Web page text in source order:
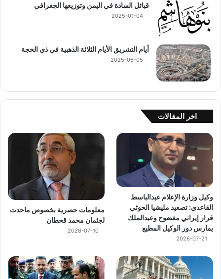
قبائل السادة في اليمن وتوزيعها الجغرافي
2025-01-04
أيام التشريق الأيام الثلاثة الذهبية في ذي الحجة
2025-06-05
اخر المقالات
وكيل وزارة الإعلام عبدالباسط
القاعدي: تصعيد مليشيا الحوثي
قرار إيراني مفضوح وعبدالملك
يمارس دور الوكيل المطيع
2026-07-21
معلومات حصرية بخصوص ماحدث
لجثمان محمد قحطان
2026-07-10